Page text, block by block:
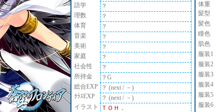
語学
？
理数
？
体育
？
音楽
？
美術
？
家庭
？
社会性
？
所持金
？G
総合EXP
？ (next / －)
ｸﾗｽEXP
？ (next / －)
イラスト
ＴＯＨ．
体重
髪型
髪色
瞳色
肌色
服装1
服装2
服装3
服装4
服装5
服装6